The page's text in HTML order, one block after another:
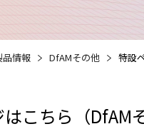
品情報 DfAMその他 特設
こちら（DfAM